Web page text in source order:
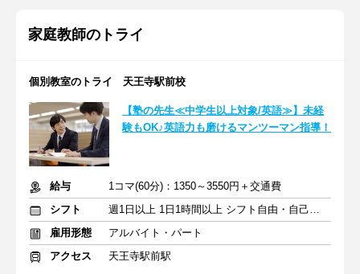
家庭教師のトライ
個別教室のトライ 天王寺駅前校
【塾の先生≪中学生以上対象/英語≫】未経
験もOK♪英語力も磨けるマンツーマン指導！
給与
1コマ(60分)：1350～3550円＋交通費
シフト
週1日以上 1日1時間以上 シフト自由・自己申告
雇用形態
アルバイト・パート
アクセス
天王寺駅前駅